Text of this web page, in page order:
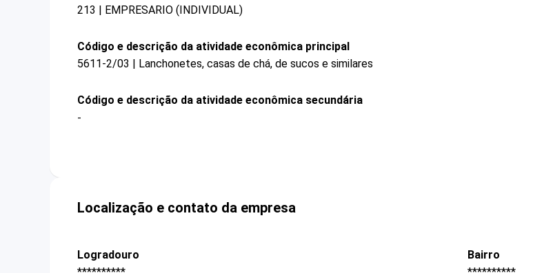
213 | EMPRESARIO (INDIVIDUAL)
Código e descrição da atividade econômica principal
5611-2/03 | Lanchonetes, casas de chá, de sucos e similares
Código e descrição da atividade econômica secundária
-
Localização e contato da empresa
Logradouro
Bairro